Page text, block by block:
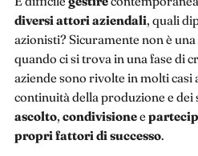
diversi attori aziendali, quali
azionisti? Sicuramente non è
quando ci si trova in una fase di
aziende sono rivolte in molti casi
continuità della produzione e
ascolto, condivisionee
propri fattori di successo.